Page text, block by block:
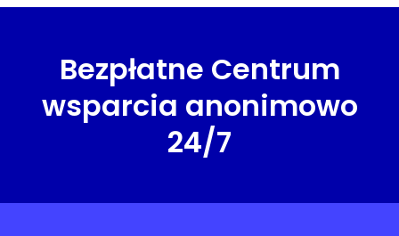
Bezpłatne Centrum
wsparcia anonimowo
24/7